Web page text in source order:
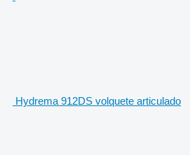
Hydrema 912DS volquete articulado